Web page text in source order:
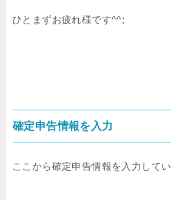
ひとまずお疲れ様です^^;
確定申告情報を入力
ここから確定申告情報を入力してい